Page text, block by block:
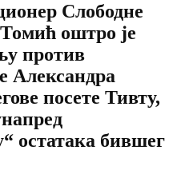
Слободне
оштро је
против
Александра
посете Тивту,
остатака бившег